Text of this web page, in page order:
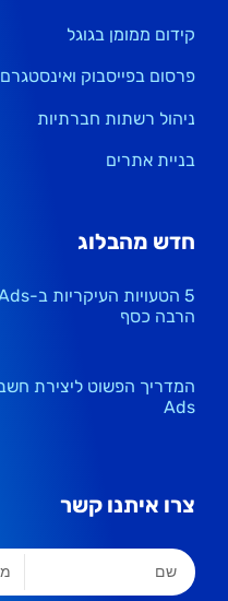
קידום ממומן בגוגל
פרסום בפייסבוק ואינסטגרם
ניהול רשתות חברתיות
בניית אתרים
חדש מהבלוג
הרבה כסף
Ads
צרו איתנו קשר